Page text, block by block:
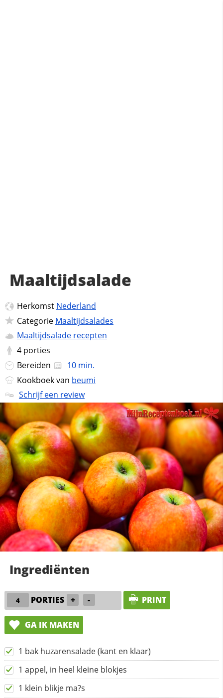
Maaltijdsalade
Herkomst Nederland
Categorie Maaltijdsalades
Maaltijdsalade recepten
4 porties
Bereiden
10 min.
Kookboek van beumi
Schrijf een review
Ingrediënten
PORTIES + - PRINT
GA IK MAKEN
1 bak huzarensalade (kant en klaar)
1 appel, in heel kleine blokjes
1 klein blikje ma?s